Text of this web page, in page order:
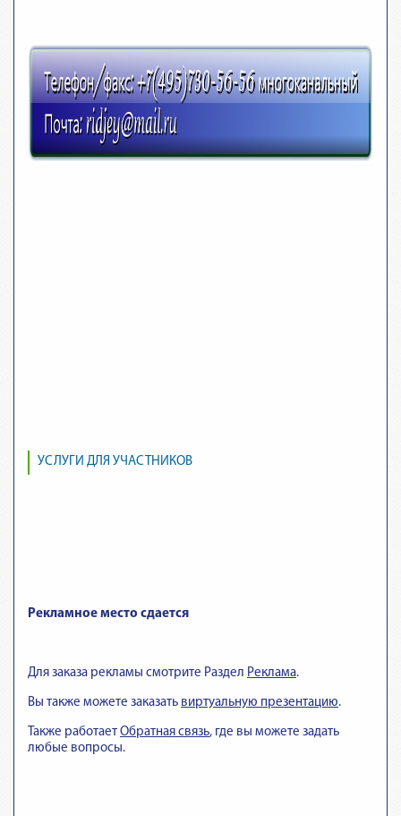
УСЛУГИ ДЛЯ УЧАСТНИКОВ
Рекламное место сдается
Для заказа рекламы смотрите Раздел Реклама.
Вы также можете заказать виртуальную презентацию.
Также работает Обратная связь, где вы можете задать
любые вопросы.